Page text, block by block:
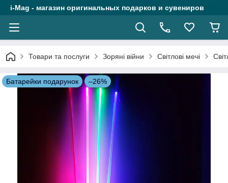
i-Mag - магазин оригинальных подарков и сувениров
Товари та послуги Зоряні війни Світлові мечі
Батарейки подарунок –26%